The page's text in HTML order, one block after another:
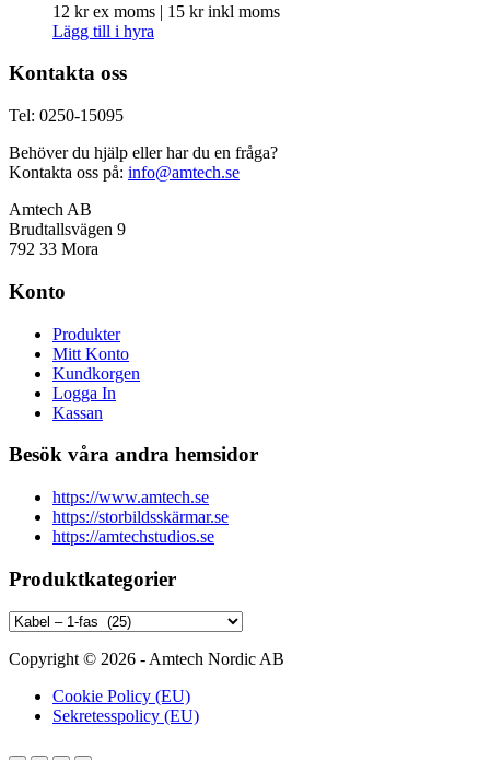
12 krex moms | 15 krinkl moms
Lägg till i hyra
Kontakta oss
Tel: 0250-15095
Behöver du hjälp eller har du en fråga?
Kontakta oss på: info@amtech.se
Amtech AB
Brudtallsvägen 9
792 33 Mora
Konto
Produkter
Mitt Konto
Kundkorgen
Logga In
Kassan
Besök våra andra hemsidor
https://www.amtech.se
https://storbildsskärmar.se
https://amtechstudios.se
Produktkategorier
Copyright © 2026 - Amtech Nordic AB
Cookie Policy (EU)
Sekretesspolicy (EU)